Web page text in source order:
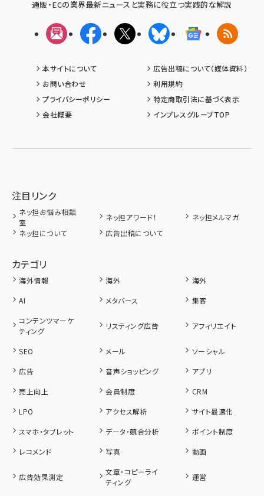
通販・ECの業界最新ニュースと実務に役立つ実践的な解説
メルマガFacebookX(エックス)BlueskyGoogleニュ
RSS
本サイトについて
広告出稿について（媒体資料）
お問い合わせ
利用規約
プライバシーポリシー
特定商取引法に基づく表示
会社概要
インプレスグループTOP
注目リンク
ネッ担お悩み相談
室
ネッ担アワード！
ネッ担メルマガ
ネッ担について
広告出稿について
カテゴリ
海外情報 海外
海外
AI
メタバース
集客
コンテンツマーケ
ティング
リスティング広告 アフィリエイト
SEO メール
ソーシャル
広告
音声ショッピング
アプリ
売上向上
会員制度
CRM
LPO
アクセス解析
サイト最適化
スマホ・タブレット
データ・競合分析
ポイント制度
レコメンド
写真 動画
広告効果測定
文章・コピーライ
ティング
運営